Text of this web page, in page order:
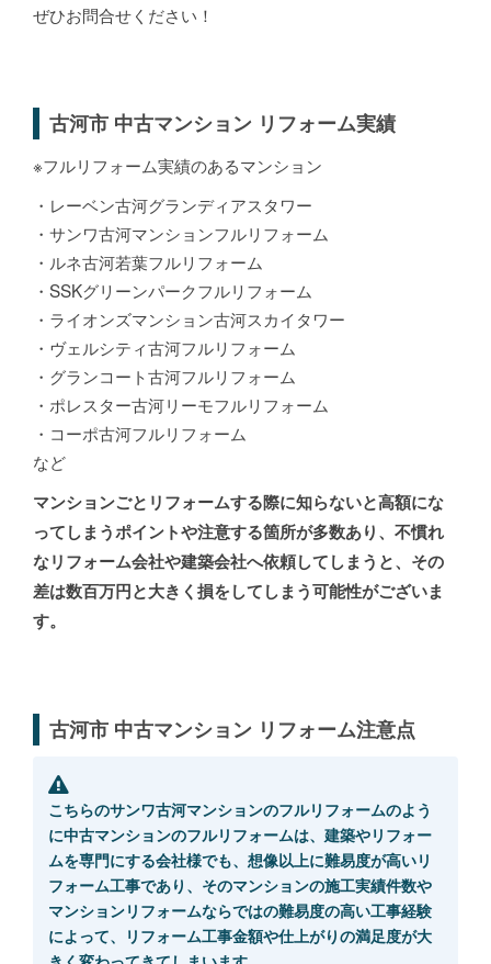
ぜひお問合せください！
古河市 中古マンション リフォーム実績
※フルリフォーム実績のあるマンション
・レーベン古河グランディアスタワー
・サンワ古河マンションフルリフォーム
・ルネ古河若葉フルリフォーム
・SSKグリーンパークフルリフォーム
・ライオンズマンション古河スカイタワー
・ヴェルシティ古河フルリフォーム
・グランコート古河フルリフォーム
・ポレスター古河リーモフルリフォーム
・コーポ古河フルリフォーム
など
マンションごとリフォームする際に知らないと高額にな
ってしまうポイントや注意する箇所が多数あり、不慣れ
なリフォーム会社や建築会社へ依頼してしまうと、その
差は数百万円と大きく損をしてしまう可能性がございま
す。
古河市 中古マンション リフォーム注意点
こちらのサンワ古河マンションのフルリフォームのよう
に中古マンションのフルリフォームは、建築やリフォー
ムを専門にする会社様でも、想像以上に難易度が高いリ
フォーム工事であり、そのマンションの施工実績件数や
マンションリフォームならではの難易度の高い工事経験
によって、リフォーム工事金額や仕上がりの満足度が大